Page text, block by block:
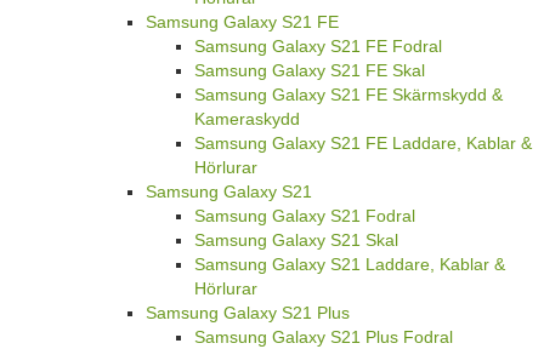
Samsung Galaxy S21 FE
Samsung Galaxy S21 FE Fodral
Samsung Galaxy S21 FE Skal
Samsung Galaxy S21 FE Skärmskydd &
Kameraskydd
Samsung Galaxy S21 FE Laddare, Kablar &
Hörlurar
Samsung Galaxy S21
Samsung Galaxy S21 Fodral
Samsung Galaxy S21 Skal
Samsung Galaxy S21 Laddare, Kablar &
Hörlurar
Samsung Galaxy S21 Plus
Samsung Galaxy S21 Plus Fodral